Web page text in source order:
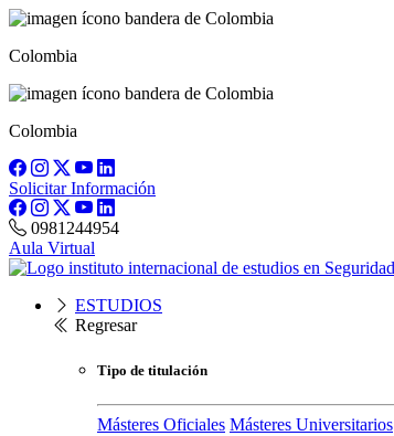
Colombia
Colombia
Solicitar Información
0981244954
Aula Virtual
ESTUDIOS
Regresar
Tipo de titulación
Másteres Oficiales Másteres Universitarios